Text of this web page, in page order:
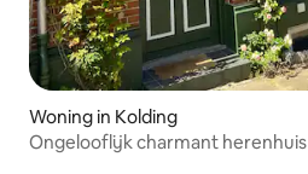
Woning in Kolding
Ongelooflijk charmant herenhuis